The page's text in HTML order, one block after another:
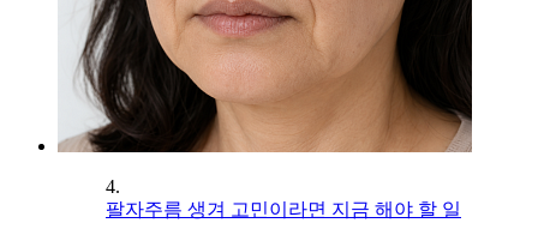
4.
팔자주름 생겨 고민이라면 지금 해야 할 일